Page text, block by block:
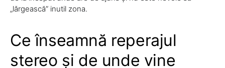
„lărgească” inutil zona.
Ce înseamnă reperajul
stereo și de unde vine